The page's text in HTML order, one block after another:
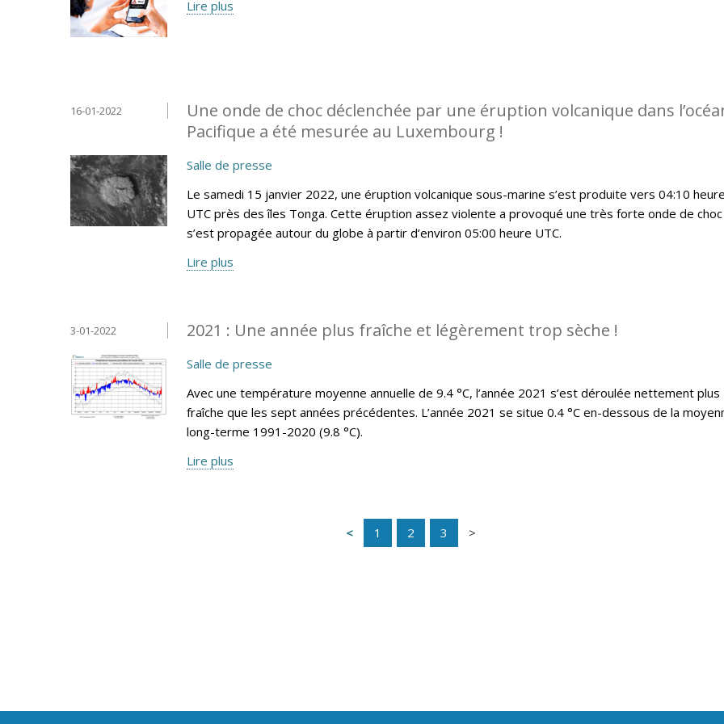
Lire plus
Une onde de choc déclenchée par une éruption volcanique dans
Pacifique a été mesurée au Luxembourg !
16-01-2022
Salle de presse
Le samedi 15 janvier 2022, une éruption volcanique sous-marine s’est produite vers 04:10
UTC près des îles Tonga. Cette éruption assez violente a provoqué une très forte onde de
s’est propagée autour du globe à partir d’environ 05:00 heure UTC.
Lire plus
2021 : Une année plus fraîche et légèrement trop sèche !
3-01-2022
Salle de presse
Avec une température moyenne annuelle de 9.4 °C, l’année 2021 s’est déroulée nettement plus
fraîche que les sept années précédentes. L’année 2021 se situe 0.4 °C en-dessous de la
long-terme 1991-2020 (9.8 °C).
Lire plus
1 2 3